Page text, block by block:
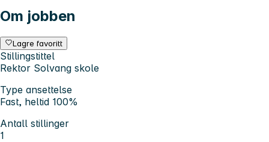
Om jobben
Lagre favoritt
Stillingstittel
Rektor Solvang skole
Type ansettelse
Fast, heltid 100%
Antall stillinger
1